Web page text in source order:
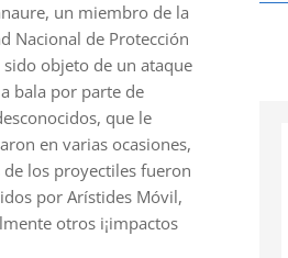
un miembro de la
Nacional de Protección
sido objeto de un ataque
a bala por parte de
que le
en varias ocasiones,
los proyectiles fueron
por Arístides Móvil,
otros i¡impactos